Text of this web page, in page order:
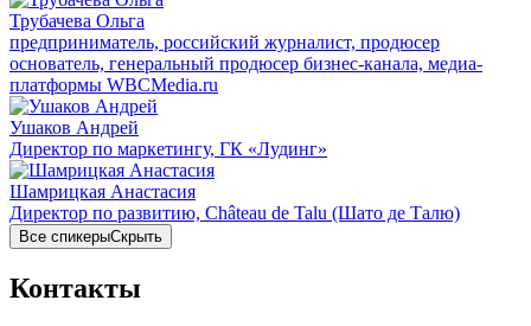
Трубачева Ольга
предприниматель, российский журналист, продюсер
основатель, генеральный продюсер бизнес-канала, медиа-
платформы WBCMedia.ru
Ушаков Андрей
Директор по маркетингу, ГК «Лудинг»
Шамрицкая Анастасия
Директор по развитию, Château de Talu (Шато де Талю)
Все спикерыСкрыть
Контакты